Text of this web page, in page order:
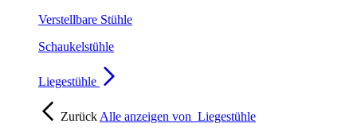
Verstellbare Stühle
Schaukelstühle
Liegestühle
Zurück Alle anzeigen von Liegestühle